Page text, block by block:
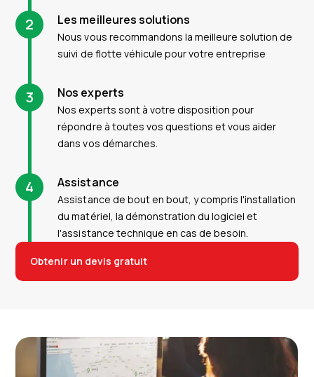
2 Les meilleures solutions
Nous vous recommandons la meilleure solution de
suivi de flotte véhicule pour votre entreprise
3 Nos experts
Nos experts sont à votre disposition pour
répondre à toutes vos questions et vous aider
dans vos démarches.
4 Assistance
Assistance de bout en bout, y compris l'installation
du matériel, la démonstration du logiciel et
l'assistance technique en cas de besoin.
Obtenir un devis gratuit